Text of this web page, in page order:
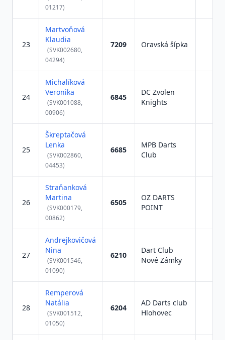
01217)
23
Martvoňová
Klaudia
(SVK002680,
04294)
7209 Oravská šípka
24
Michalíková
Veronika
(SVK001088,
00906)
6845
DC Zvolen
Knights
25
Škreptačová
Lenka
(SVK002860,
04453)
6685
MPB Darts
Club
26
Straňanková
Martina
(SVK000179,
00862)
6505
OZ DARTS
POINT
27
Andrejkovičová
Nina
(SVK001546,
01090)
6210
Dart Club
Nové Zámky
28
Remperová
Natália
(SVK001512,
01050)
6204
AD Darts club
Hlohovec